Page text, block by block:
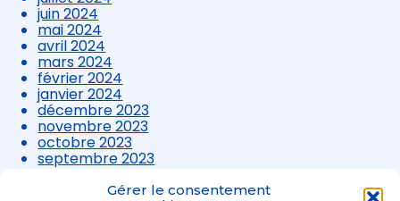
Gérer le consentement
juin 2024
mai 2024
avril 2024
mars 2024
février 2024
janvier 2024
décembre 2023
novembre 2023
octobre 2023
septembre 2023
août 2023
juillet 2023